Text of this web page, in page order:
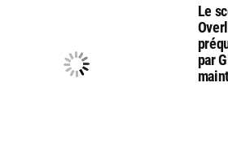
Le
par